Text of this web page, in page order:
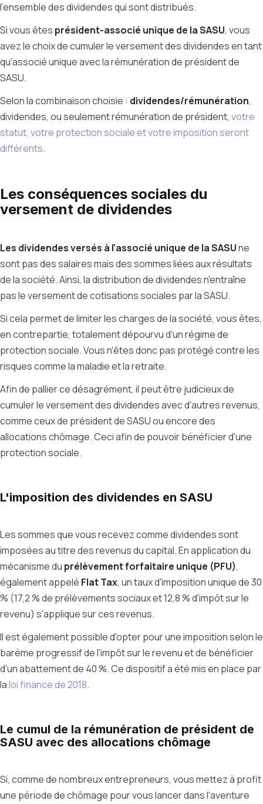
l'ensemble des dividendes qui sont distribués.
Si vous êtes président-associé unique de la SASU, vous
avez le choix de cumuler le versement des dividendes en tant
qu'associé unique avec la rémunération de président de
SASU.
Selon la combinaison choisie : dividendes/rémunération,
dividendes, ou seulement rémunération de président, votre
statut, votre protection sociale et votre imposition seront
différents.
Les conséquences sociales du
versement de dividendes
Les dividendes versés à l'associé unique de la SASUne
sont pas des salaires mais des sommes liées aux résultats
de la société. Ainsi, la distribution de dividendes n'entraîne
pas le versement de cotisations sociales par la SASU.
Si cela permet de limiter les charges de la société, vous êtes,
en contrepartie, totalement dépourvu d'un régime de
protection sociale. Vous n'êtes donc pas protégé contre les
risques comme la maladie et la retraite.
Afin de pallier ce désagrément, il peut être judicieux de
cumuler le versement des dividendes avec d'autres revenus,
comme ceux de président de SASU ou encore des
allocations chômage. Ceci afin de pouvoir bénéficier d'une
protection sociale.
L'imposition des dividendes en SASU
Les sommes que vous recevez comme dividendes sont
imposées au titre des revenus du capital. En application du
mécanisme du prélèvement forfaitaire unique (PFU),
également appelé Flat Tax, un taux d'imposition unique de 30
% (17,2 % de prélèvements sociaux et 12,8 % d'impôt sur le
revenu) s'applique sur ces revenus.
Il est également possible d'opter pour une imposition selon le
barème progressif de l'impôt sur le revenu et de bénéficier
d'un abattement de 40 %. Ce dispositif a été mis en place par
laloi finance de 2018.
Le cumul de la rémunération de président de
SASU avec des allocations chômage
Si, comme de nombreux entrepreneurs, vous mettez à profit
une période de chômage pour vous lancer dans l'aventure